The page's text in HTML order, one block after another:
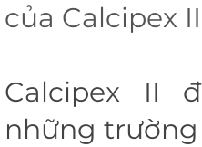
của Calcipex II
Calcipex II
những trường